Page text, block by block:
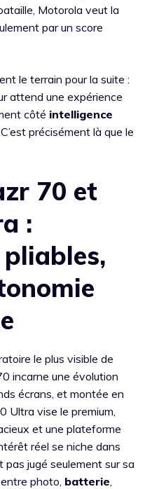
Motorola veut la
par un score
le terrain pour la suite :
attend une expérience
côté intelligence
précisément là que le
70 et
:
le plus visible de
incarne une évolution
écrans, et montée en
Ultra vise le premium,
et une plateforme
réel se niche dans
pas jugé seulement sur sa
entre photo, batterie,